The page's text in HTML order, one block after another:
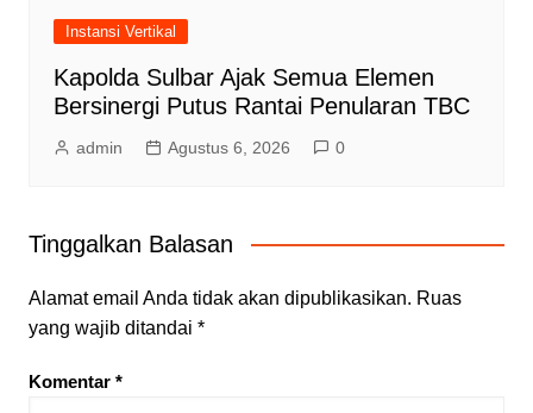
Instansi Vertikal
Kapolda Sulbar Ajak Semua Elemen
Bersinergi Putus Rantai Penularan TBC
admin Agustus 6, 2026 0
Tinggalkan Balasan
Alamat email Anda tidak akan dipublikasikan. Ruas
yang wajib ditandai *
Komentar *